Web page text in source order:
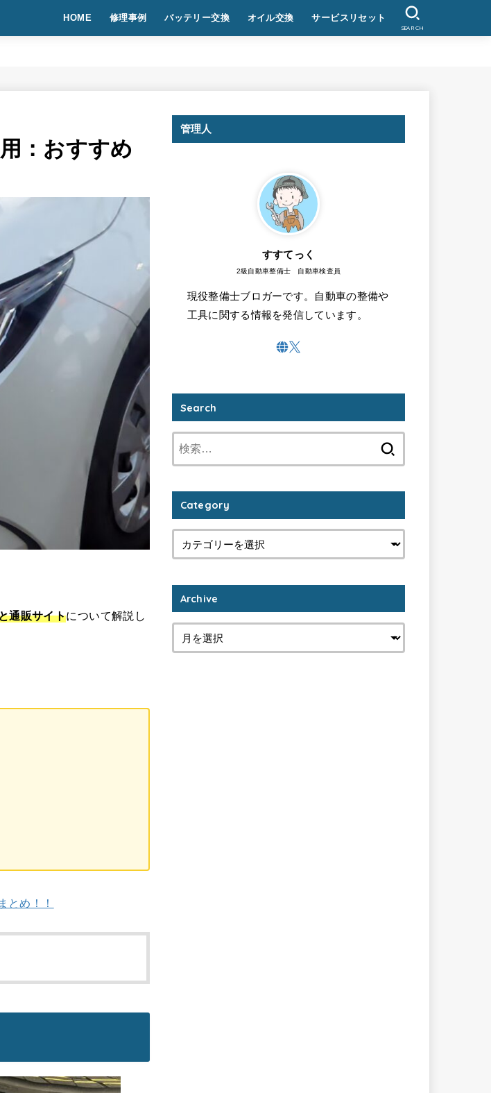
HOME 修理事例 バッテリー交換 オイル交換 サービスリセット
SEARCH
：おすすめ
通販サイトについて解説し
とめ！！
管理人
すすてっく
2級自動車整備士 自動車検査員
現役整備士ブロガーです。自動車の整備や
工具に関する情報を発信しています。
Search
Category
Archive